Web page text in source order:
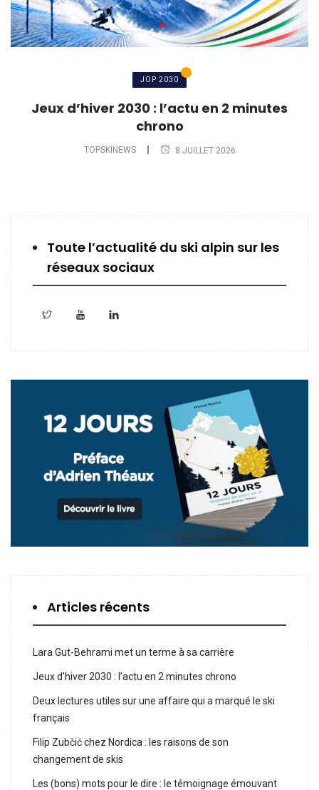
JOP 2030
Jeux d’hiver 2030 : l’actu en 2 minutes
chrono
TOPSKINEWS 8 JUILLET 2026
Toute l’actualité du ski alpin sur les
réseaux sociaux
Articles récents
Lara Gut-Behrami met un terme à sa carrière
Jeux d’hiver 2030 : l’actu en 2 minutes chrono
Deux lectures utiles sur une affaire qui a marqué le ski
français
Filip Zubčić chez Nordica : les raisons de son
changement de skis
Les (bons) mots pour le dire : le témoignage émouvant